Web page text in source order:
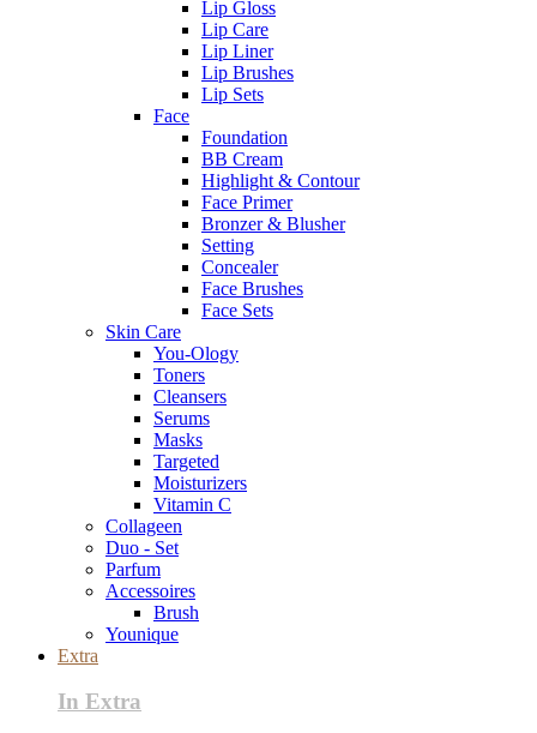
Lip Gloss
Lip Care
Lip Liner
Lip Brushes
Lip Sets
Face
Foundation
BB Cream
Highlight & Contour
Face Primer
Bronzer & Blusher
Setting
Concealer
Face Brushes
Face Sets
Skin Care
You-Ology
Toners
Cleansers
Serums
Masks
Targeted
Moisturizers
Vitamin C
Collageen
Duo - Set
Parfum
Accessoires
Brush
Younique
Extra
In Extra